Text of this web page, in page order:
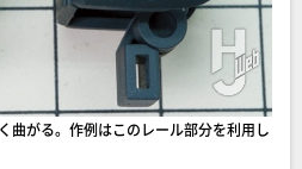
曲がる。作例はこのレール部分を利用し